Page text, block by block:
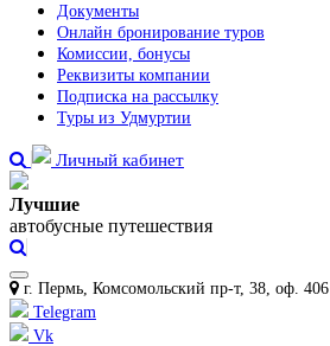
Документы
Онлайн бронирование туров
Комиссии, бонусы
Реквизиты компании
Подписка на рассылку
Туры из Удмуртии
Личный кабинет
Лучшие
автобусные путешествия
г. Пермь, Комсомольский пр-т, 38, оф. 406
Telegram
Vk